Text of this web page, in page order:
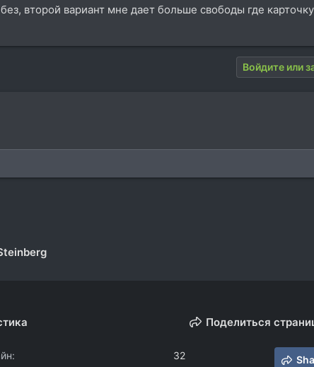
второй вариант мне дает больше свободы где
Войдите или
32
Поделиться